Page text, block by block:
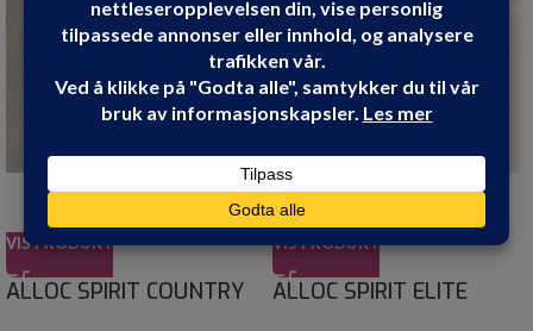
VIS PRODUKT
ALLOC SPIRIT COUNTRY
VIS PRODUKT
ALLOC SPIRIT ELITE